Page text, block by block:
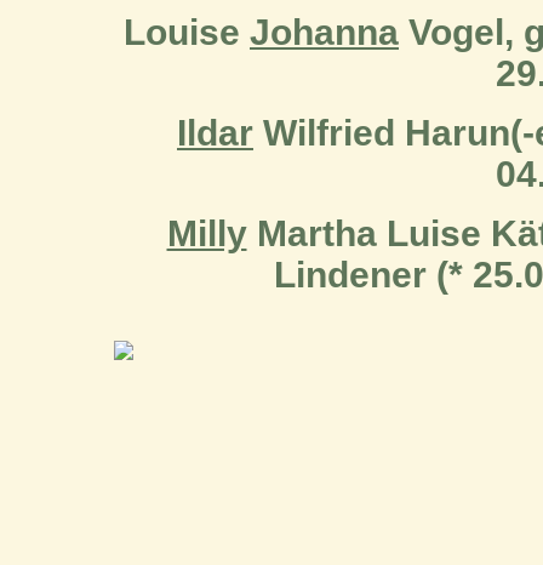
Louise Johanna Vogel,
Ildar Wilfried Harun(-
MillyMartha Luise
Lindener (*